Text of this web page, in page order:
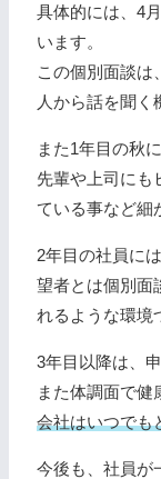
具体的には、4
います。
この個別面談は
人から話を聞く
また1年目の秋
先輩や上司にも
ている事など細
2年目の社員に
望者とは個別面
れるような環境
3年目以降は、
また体調面で健
会社はいつでも
今後も、社員が